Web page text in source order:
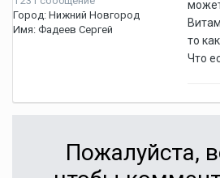
Город: Нижний Новгород
Имя: Фадеев Сергей
то
Что
Пожалуйста,